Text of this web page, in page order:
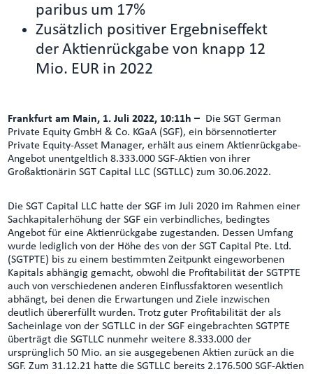
paribus um 17%
Zusätzlich positiver Ergebniseffekt
der Aktienrückgabe von knapp 12
Mio. EUR in 2022
Frankfurt am Main, 1. Juli 2022, 10:11h –
Die SGT German
Private Equity GmbH & Co. KGaA (SGF), ein börsennotierter
Private Equity-Asset Manager, erhält aus einem Aktienrückgabe-
Angebot unentgeltlich 8.333.000 SGF-Aktien von ihrer
Großaktionärin SGT Capital LLC (SGTLLC) zum 30.06.2022.
Die SGT Capital LLC hatte der SGF im Juli 2020 im Rahmen einer
Sachkapitalerhöhung der SGF ein verbindliches, bedingtes
Angebot für eine Aktienrückgabe zugestanden. Dessen Umfang
wurde lediglich von der Höhe des von der SGT Capital Pte. Ltd.
(SGTPTE) bis zu einem bestimmten Zeitpunkt eingeworbenen
Kapitals abhängig gemacht, obwohl die Profitabilität der SGTPTE
auch von verschiedenen anderen Einflussfaktoren wesentlich
abhängt, bei denen die Erwartungen und Ziele inzwischen
deutlich übererfüllt wurden. Trotz guter Profitabilität der als
Sacheinlage von der SGTLLC in der SGF eingebrachten SGTPTE
überträgt die SGTLLC nunmehr weitere 8.333.000 der
ursprünglich 50 Mio. an sie ausgegebenen Aktien zurück an die
SGF. Zum 31.12.21 hatte die SGTLLC bereits 2.176.500 SGF-Aktien